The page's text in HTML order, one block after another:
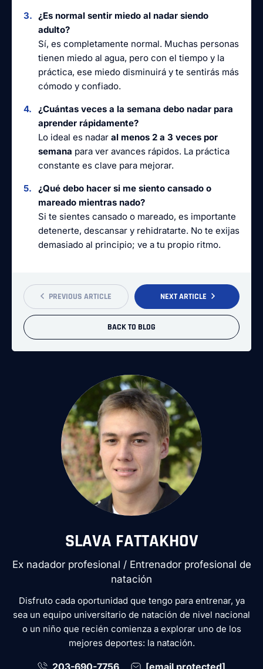
¿Es normal sentir miedo al nadar siendo
adulto?
Sí, es completamente normal. Muchas personas
tienen miedo al agua, pero con el tiempo y la
práctica, ese miedo disminuirá y te sentirás más
cómodo y confiado.
¿Cuántas veces a la semana debo nadar para
aprender rápidamente?
Lo ideal es nadar al menos 2 a 3 veces por
semana para ver avances rápidos. La práctica
constante es clave para mejorar.
¿Qué debo hacer si me siento cansado o
mareado mientras nado?
Si te sientes cansado o mareado, es importante
detenerte, descansar y rehidratarte. No te exijas
demasiado al principio; ve a tu propio ritmo.
PREVIOUS ARTICLE
BACK TO BLOG
NEXT ARTICLE
SLAVA FATTAKHOV
Ex nadador profesional / Entrenador profesional de
natación
Disfruto cada oportunidad que tengo para entrenar, ya
sea un equipo universitario de natación de nivel nacional
o un niño que recién comienza a explorar uno de los
mejores deportes: la natación.
203-690-7756 [email protected]